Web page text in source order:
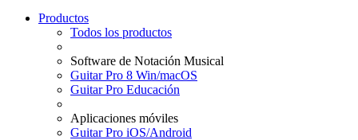
Productos
Todos los productos
Software de Notación Musical
Guitar Pro 8 Win/macOS
Guitar Pro Educación
Aplicaciones móviles
Guitar Pro iOS/Android